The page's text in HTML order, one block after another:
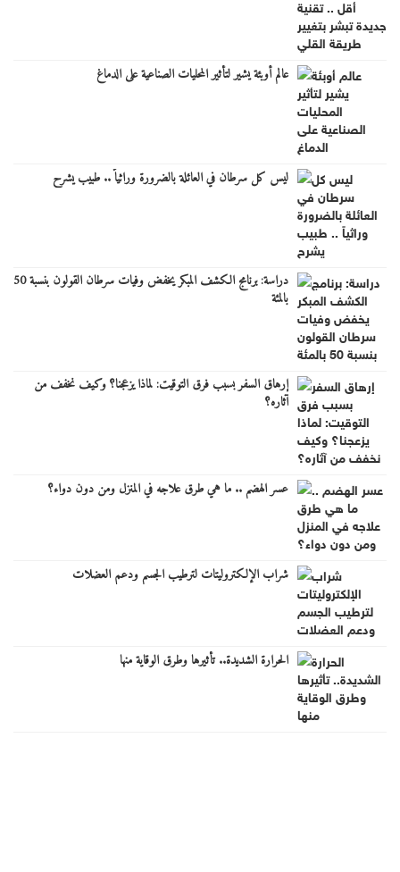
عالم أوبئة يشير لتأثير المحليات الصناعية على الدماغ
ليس كل سرطان في العائلة بالضرورة وراثياً .. طبيب يشرح
دراسة: برنامج الكشف المبكر يخفض وفيات سرطان القولون بنسبة 50
بالمئة
إرهاق السفر بسبب فرق التوقيت: لماذا يزعجنا؟ وكيف نخفف من
آثاره؟
عسر الهضم .. ما هي طرق علاجه في المنزل ومن دون دواء؟
شراب الإلكتروليتات لترطيب الجسم ودعم العضلات
الحرارة الشديدة.. تأثيرها وطرق الوقاية منها